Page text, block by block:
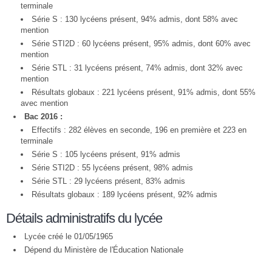
terminale
Série S : 130 lycéens présent, 94% admis, dont 58% avec
mention
Série STI2D : 60 lycéens présent, 95% admis, dont 60% avec
mention
Série STL : 31 lycéens présent, 74% admis, dont 32% avec
mention
Résultats globaux : 221 lycéens présent, 91% admis, dont 55%
avec mention
Bac 2016 :
Effectifs : 282 élèves en seconde, 196 en première et 223 en
terminale
Série S : 105 lycéens présent, 91% admis
Série STI2D : 55 lycéens présent, 98% admis
Série STL : 29 lycéens présent, 83% admis
Résultats globaux : 189 lycéens présent, 92% admis
Détails administratifs du lycée
Lycée créé le 01/05/1965
Dépend du Ministère de l'Éducation Nationale